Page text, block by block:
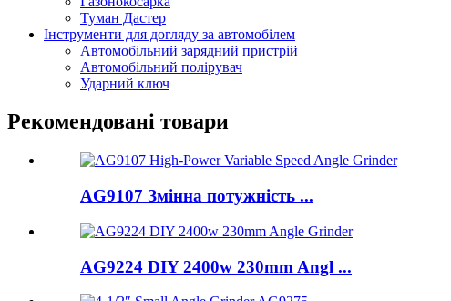
Туман Дастер
Інструменти для догляду за автомобілем
Автомобільний зарядний пристрій
Автомобільний полірувач
Ударний ключ
Рекомендовані товари
AG9107 Змінна потужність ...
AG9224 DIY 2400w 230mm Angl ...